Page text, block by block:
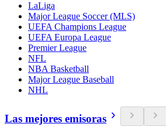
LaLiga
Major League Soccer (MLS)
UEFA Champions League
UEFA Europa League
Premier League
NFL
NBA Basketball
Major League Baseball
NHL
Las mejores emisoras